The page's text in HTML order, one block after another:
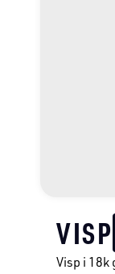
VISP
Visp i 18k